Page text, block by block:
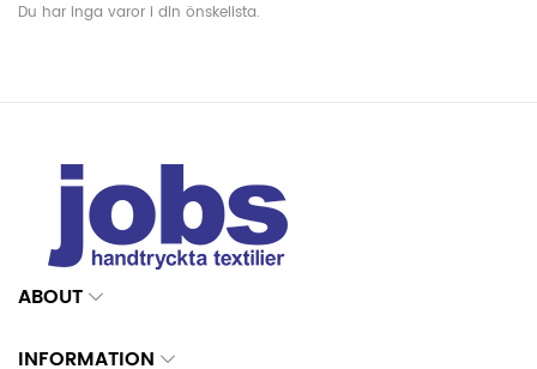
Du har inga varor i din önskelista.
ABOUT
INFORMATION